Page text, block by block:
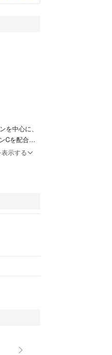
を中心に、
Cを配合。
イプ。
示する